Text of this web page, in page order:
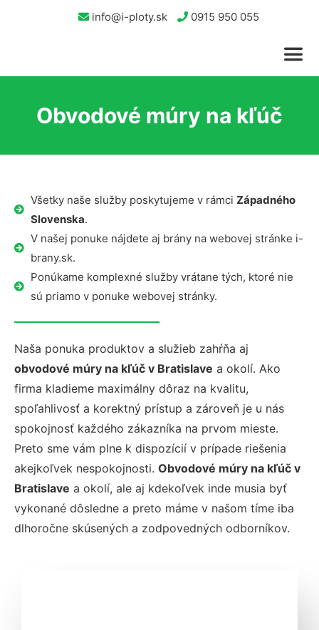
info@i-ploty.sk 0915 950 055
Obvodové múry na kľúč
Všetky naše služby poskytujeme v rámci Západného
Slovenska.
V našej ponuke nájdete aj brány na webovej stránke i-
brany.sk.
Ponúkame komplexné služby vrátane tých, ktoré nie
sú priamo v ponuke webovej stránky.
Naša ponuka produktov a služieb zahŕňa aj
obvodové múry na kľúč v Bratislave a okolí. Ako
firma kladieme maximálny dôraz na kvalitu,
spoľahlivosť a korektný prístup a zároveň je u nás
spokojnosť každého zákazníka na prvom mieste.
Preto sme vám plne k dispozícií v prípade riešenia
akejkoľvek nespokojnosti. Obvodové múry na kľúč v
Bratislave a okolí, ale aj kdekoľvek inde musia byť
vykonané dôsledne a preto máme v našom tíme iba
dlhoročne skúsených a zodpovedných odborníkov.